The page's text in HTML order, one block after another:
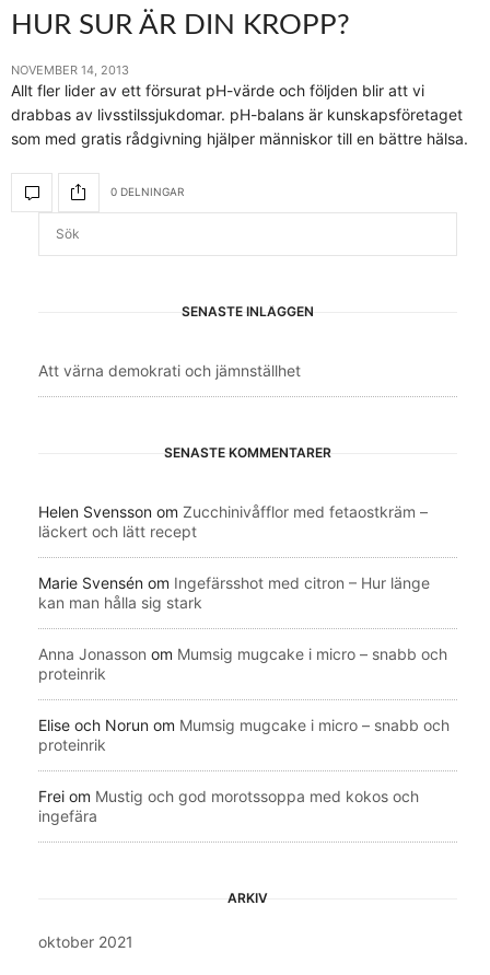
HUR SUR ÄR DIN KROPP?
NOVEMBER 14, 2013
Allt fler lider av ett försurat pH-värde och följden blir att vi
drabbas av livsstilssjukdomar. pH-balans är kunskapsföretaget
som med gratis rådgivning hjälper människor till en bättre hälsa.
0 DELNINGAR
SENASTE INLÄGGEN
Att värna demokrati och jämnställhet
SENASTE KOMMENTARER
Helen Svensson om Zucchinivåfflor med fetaostkräm –
läckert och lätt recept
Marie Svensén om Ingefärsshot med citron – Hur länge
kan man hålla sig stark
Anna Jonasson om Mumsig mugcake i micro – snabb och
proteinrik
Elise och Norun om Mumsig mugcake i micro – snabb och
proteinrik
Frei om Mustig och god morotssoppa med kokos och
ingefära
ARKIV
oktober 2021